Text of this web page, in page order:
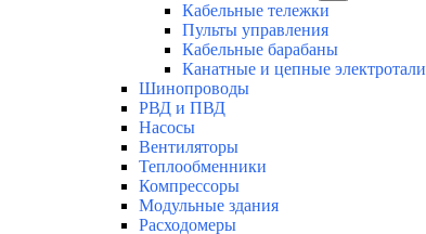
Кабельные тележки
Пульты управления
Кабельные барабаны
Канатные и цепные электротали
Шинопроводы
РВД и ПВД
Насосы
Вентиляторы
Теплообменники
Компрессоры
Модульные здания
Расходомеры